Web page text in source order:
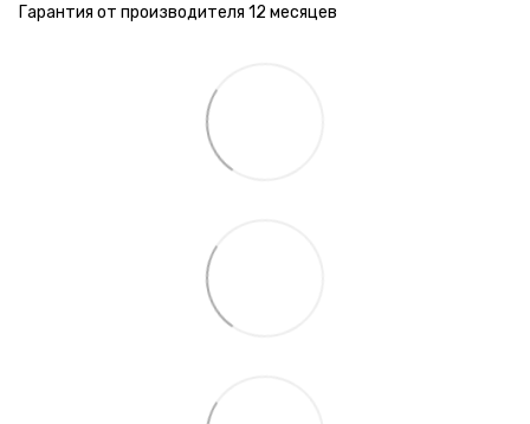
Гарантия от производителя 12 месяцев